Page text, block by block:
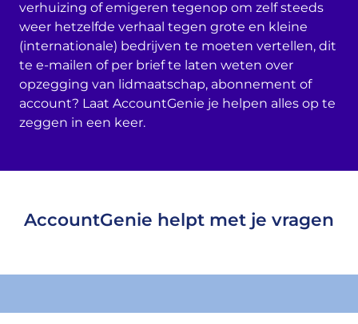
verhuizing of emigeren tegenop om zelf steeds
weer hetzelfde verhaal tegen grote en kleine
(internationale) bedrijven te moeten vertellen, dit
te e-mailen of per brief te laten weten over
opzegging van lidmaatschap, abonnement of
account? Laat AccountGenie je helpen alles op te
zeggen in een keer.
AccountGenie helpt met je vragen